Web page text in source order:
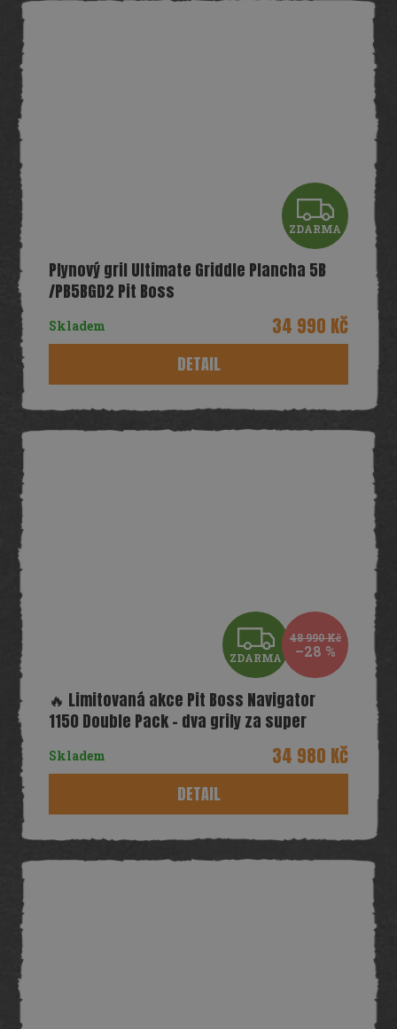
Z
D
R
A
ZDARMA
Plynový gril Ultimate Griddle Plancha 5B
/PB5BGD2 Pit Boss
Skladem 34 990 Kč
DETAIL
Z
D
A
R
A
ZDARMA
48 990 Kč
–28 %
🔥 Limitovaná akce Pit Boss Navigator
1150 Double Pack – dva grily za super
Skladem 34 980 Kč
DETAIL